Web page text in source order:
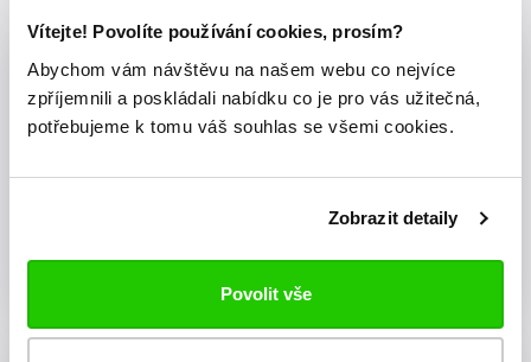
Vítejte! Povolíte používání cookies, prosím?
Abychom vám návštěvu na našem webu co nejvíce
zpříjemnili a poskládali nabídku co je pro vás užitečná,
potřebujeme k tomu váš souhlas se všemi cookies.
Zobrazit detaily
Povolit vše